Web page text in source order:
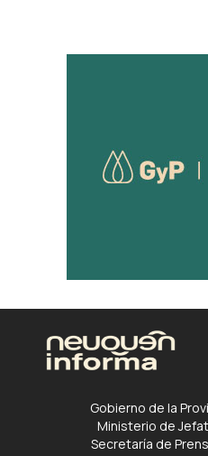
Gobierno de la
Ministerio de
Secretaría de